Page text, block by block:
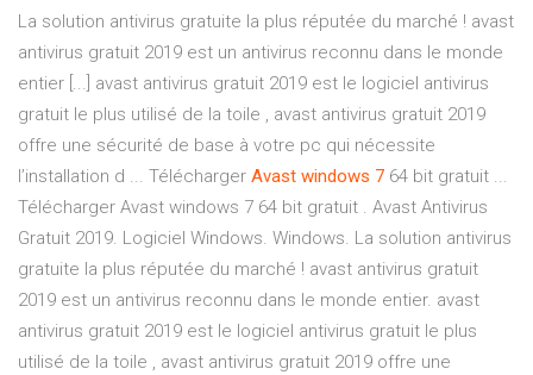
La solution antivirus gratuite la plus réputée du marché ! avast
antivirus gratuit 2019 est un antivirus reconnu dans le monde
entier [...] avast antivirus gratuit 2019 est le logiciel antivirus
gratuit le plus utilisé de la toile , avast antivirus gratuit 2019
offre une sécurité de base à votre pc qui nécessite
l’installation d ... Télécharger Avast windows 7 64 bit gratuit ...
Télécharger Avast windows 7 64 bit gratuit . Avast Antivirus
Gratuit 2019. Logiciel Windows. Windows. La solution antivirus
gratuite la plus réputée du marché ! avast antivirus gratuit
2019 est un antivirus reconnu dans le monde entier. avast
antivirus gratuit 2019 est le logiciel antivirus gratuit le plus
utilisé de la toile , avast antivirus gratuit 2019 offre une